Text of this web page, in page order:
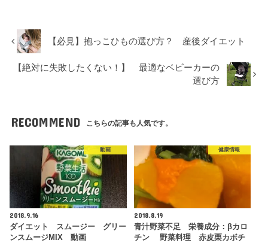
【必見】抱っこひもの選び方？ 産後ダイエット
【絶対に失敗したくない！】 最適なベビーカーの
選び方
RECOMMEND こちらの記事も人気です。
動画
2018.9.16
ダイエット スムージー グリー
ンスムージMIX 動画
健康情報
2018.8.19
青汁野菜不足 栄養成分：βカロ
チン 野菜料理 赤皮栗カボチ